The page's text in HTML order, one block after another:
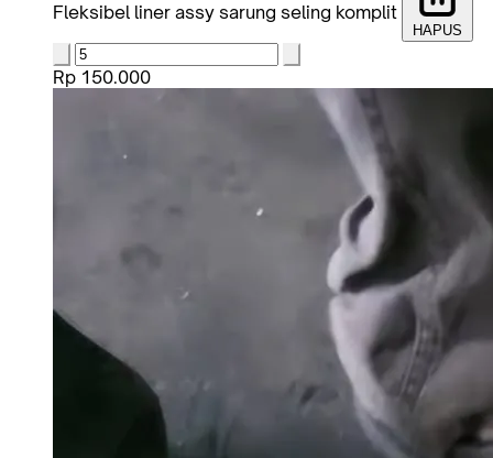
Fleksibel liner assy sarung seling komplit
HAPUS
Rp 150.000